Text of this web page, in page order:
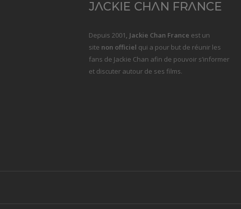
Depuis 2001, Jackie Chan France est un
site non officiel qui a pour but de réunir les
fans de Jackie Chan afin de pouvoir s’informer
et discuter autour de ses films.